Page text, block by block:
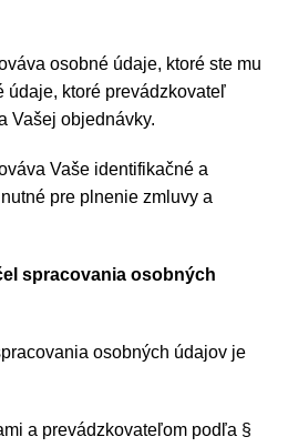
osobné údaje, ktoré ste mu
údaje, ktoré prevádzkovateľ
Vašej objednávky.
Vaše identifikačné a
pre plnenie zmluvy a
spracovania osobných
osobných údajov je
a prevádzkovateľom podľa §